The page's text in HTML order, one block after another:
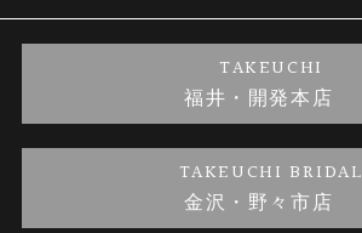
婚約ネックレス
金・プラチナのお取引
ブランドリスト
金澤指輪工房｜手作りペアリング
金澤指輪工房｜手作り結婚指輪 and 婚約指輪
お客様の声
プライバシーポリシー
TAKEUCHI
福井・開発本店
TAKEUCHI BRIDAL
金沢・野々市店